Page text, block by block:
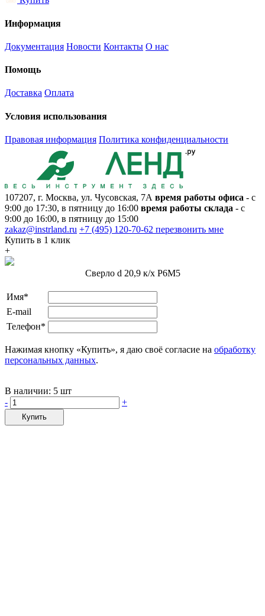
Информация
Документация Новости Контакты О нас
Помощь
Доставка Оплата
Условия использования
Правовая информация Политика конфиденциальности
107207, г. Москва, ул. Чусовская, 7А время работы офиса - с
9:00 до 17:30, в пятницу до 16:00 время работы склада - с
9:00 до 16:00, в пятницу до 15:00
zakaz@instrland.ru +7 (495) 120-70-62 перезвонить мне
Купить в 1 клик
+
Сверло d 20,9 к/х Р6М5
Имя*
E-mail
Телефон*
Нажимая кнопку «Купить», я даю своё согласие на обработку
персональных данных.
В наличии: 5 шт
-
+
Купить